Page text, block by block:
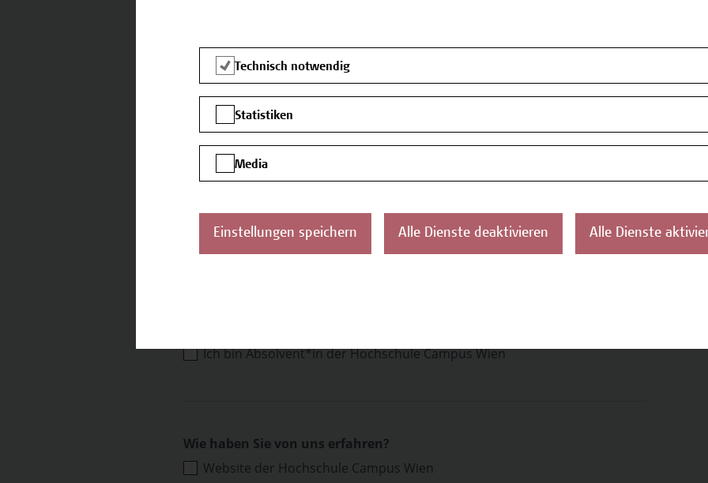
Ort *
Land
Ich bin Absolvent*in der Hochschule Campus Wien
Wie haben Sie von uns erfahren?
Website der Hochschule Campus Wien
Technisch notwendig
Statistiken
Media
Einstellungen speichern Alle Dienste deaktivieren Alle Dienste